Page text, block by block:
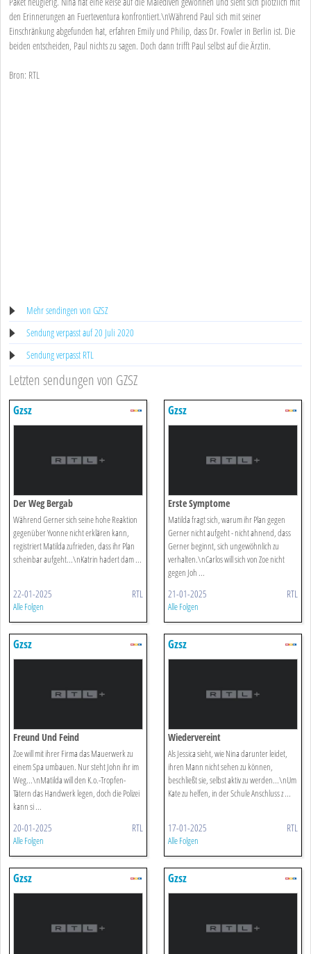
den Erinnerungen an Fuerteventura konfrontiert.\nWährend Paul sich mit seiner
Einschränkung abgefunden hat, erfahren Emily und Philip, dass Dr. Fowler in Berlin ist. Die
beiden entscheiden, Paul nichts zu sagen. Doch dann trifft Paul selbst auf die Ärztin.
Bron: RTL
Mehr sendingen von GZSZ
Sendung verpasst auf 20 Juli 2020
Sendung verpasst RTL
Letzten sendungen von GZSZ
Gzsz
Der Weg Bergab
Während Gerner sich seine hohe Reaktion
gegenüber Yvonne nicht erklären kann,
registriert Matilda zufrieden, dass ihr Plan
scheinbar aufgeht...\nKatrin hadert dam ...
22-01-2025 RTL
Alle Folgen
Gzsz
Erste Symptome
Matilda fragt sich, warum ihr Plan gegen
Gerner nicht aufgeht - nicht ahnend, dass
Gerner beginnt, sich ungewöhnlich zu
verhalten.\nCarlos will sich von Zoe nicht
gegen Joh ...
21-01-2025 RTL
Alle Folgen
Gzsz
Freund Und Feind
Zoe will mit ihrer Firma das Mauerwerk zu
einem Spa umbauen. Nur steht John ihr im
Weg...\nMatilda will den K.o.-Tropfen-
Tätern das Handwerk legen, doch die Polizei
kann si ...
20-01-2025 RTL
Alle Folgen
Gzsz
Wiedervereint
Als Jessica sieht, wie Nina darunter leidet,
ihren Mann nicht sehen zu können,
beschließt sie, selbst aktiv zu werden...\nUm
Kate zu helfen, in der Schule Anschluss z ...
17-01-2025 RTL
Alle Folgen
Gzsz Gzsz